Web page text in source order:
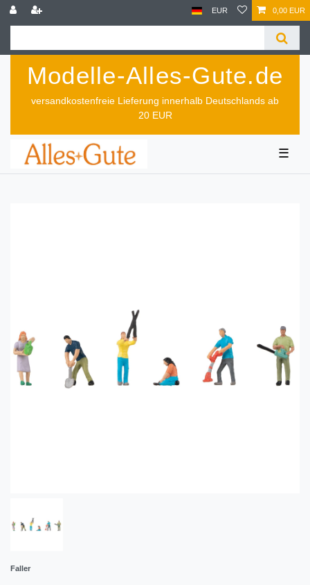
EUR 0,00 EUR
Modelle-Alles-Gute.de
versandkostenfreie Lieferung innerhalb Deutschlands ab
20 EUR
☰
Faller